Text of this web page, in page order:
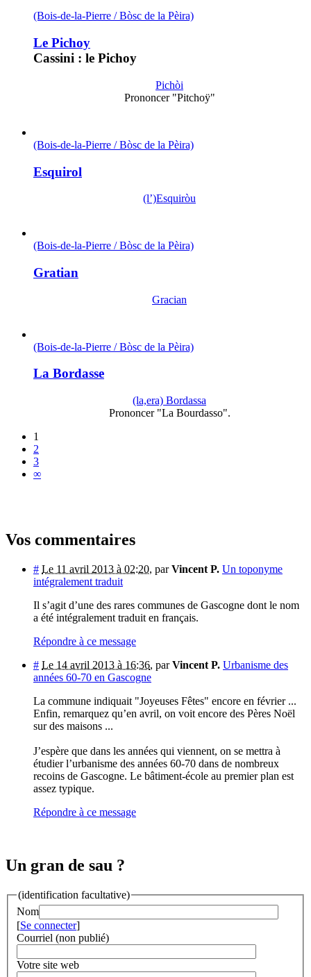
(Bois-de-la-Pierre / Bòsc de la Pèira)
Le Pichoy
Cassini : le Pichoy
Pichòi
Prononcer "Pitchoÿ"
(Bois-de-la-Pierre / Bòsc de la Pèira)
Esquirol
(l’)Esquiròu
(Bois-de-la-Pierre / Bòsc de la Pèira)
Gratian
Gracian
(Bois-de-la-Pierre / Bòsc de la Pèira)
La Bordasse
(la,era) Bordassa
Prononcer "La Bourdasso".
1
2
3
∞
Vos commentaires
# Le 11 avril 2013 à 02:20, parVincent P. Un toponyme
intégralement traduit
Il s’agit d’une des rares communes de Gascogne dont le nom
a été intégralement traduit en français.
Répondre à ce message
# Le 14 avril 2013 à 16:36, parVincent P. Urbanisme des
années 60-70 en Gascogne
La commune indiquait "Joyeuses Fêtes" encore en février ...
Enfin, remarquez qu’en avril, on voit encore des Pères Noël
sur des maisons ...
J’espère que dans les années qui viennent, on se mettra à
étudier l’urbanisme des années 60-70 dans de nombreux
recoins de Gascogne. Le bâtiment-école au premier plan est
assez typique.
Répondre à ce message
Un gran de sau ?
(identification facultative)
Nom
[Se connecter]
Courriel (non publié)
Votre site web